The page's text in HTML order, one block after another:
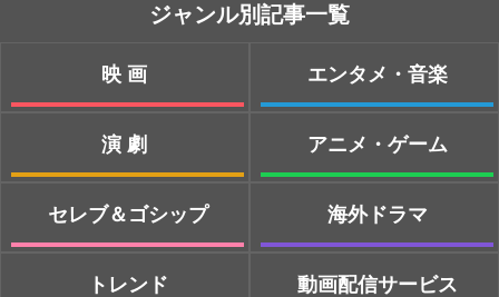
ジャンル別記事一覧
映画
演劇
セレブ＆ゴシップ
トレンド
エンタメ・音楽
アニメ・ゲーム
海外ドラマ
動画配信サービス